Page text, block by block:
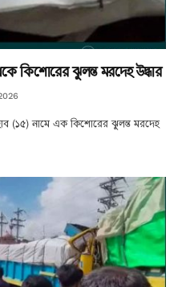
কিশোরের ঝুলন্ত মরদেহ উদ্ধার
(১৫) নামে এক কিশোরের ঝুলন্ত মরদেহ